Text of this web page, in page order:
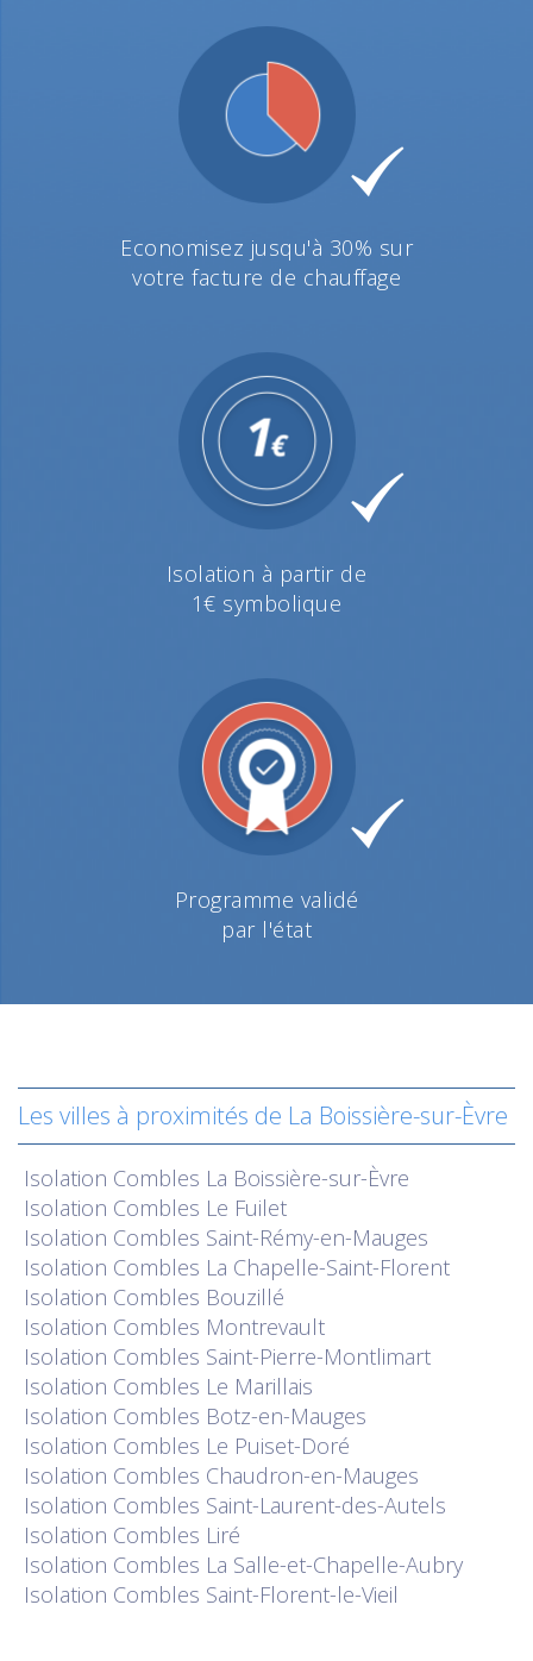
Economisez jusqu'à 30% sur
votre facture de chauffage
Isolation à partir de
1€ symbolique
Programme validé
par l'état
Les villes à proximités de La Boissière-sur-Èvre
Isolation Combles La Boissière-sur-Èvre
Isolation Combles Le Fuilet
Isolation Combles Saint-Rémy-en-Mauges
Isolation Combles La Chapelle-Saint-Florent
Isolation Combles Bouzillé
Isolation Combles Montrevault
Isolation Combles Saint-Pierre-Montlimart
Isolation Combles Le Marillais
Isolation Combles Botz-en-Mauges
Isolation Combles Le Puiset-Doré
Isolation Combles Chaudron-en-Mauges
Isolation Combles Saint-Laurent-des-Autels
Isolation Combles Liré
Isolation Combles La Salle-et-Chapelle-Aubry
Isolation Combles Saint-Florent-le-Vieil